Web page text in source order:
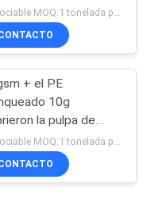
270gsm + 18g para
de comida
+ el PE
10g
la pulpa de
del papel de
el 100% para los
que embalaban
Negociable MOQ:1 tonelada para el tamaño común y 10 toneladas para el tamaño especial